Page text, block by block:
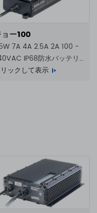
ョー100
7A 4A 2.5A 2A 100 -
IP68防水バッテリ
電器
ックして表示